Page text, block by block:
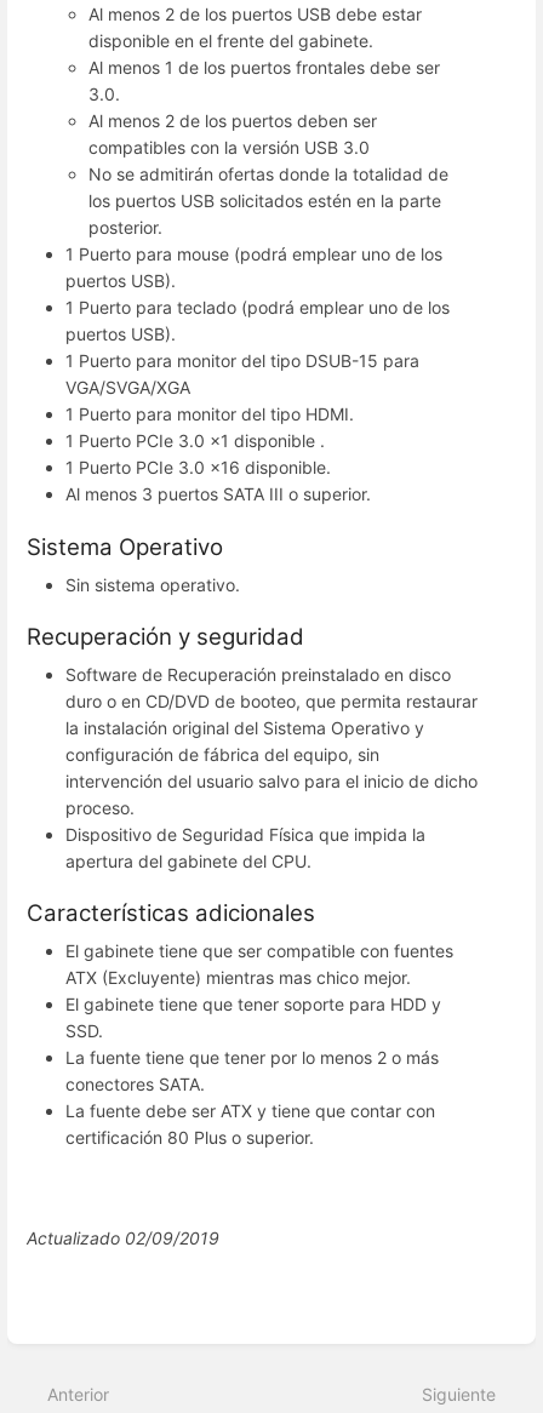
Al menos 2 de los puertos USB debe estar
disponible en el frente del gabinete.
Al menos 1 de los puertos frontales debe ser
3.0.
Al menos 2 de los puertos deben ser
compatibles con la versión USB 3.0
No se admitirán ofertas donde la totalidad de
los puertos USB solicitados estén en la parte
posterior.
1 Puerto para mouse (podrá emplear uno de los
puertos USB).
1 Puerto para teclado (podrá emplear uno de los
puertos USB).
1 Puerto para monitor del tipo DSUB-15 para
VGA/SVGA/XGA
1 Puerto para monitor del tipo HDMI.
1 Puerto PCIe 3.0 x1 disponible .
1 Puerto PCIe 3.0 x16 disponible.
Al menos 3 puertos SATA III o superior.
Sistema Operativo
Sin sistema operativo.
Recuperación y seguridad
Software de Recuperación preinstalado en disco
duro o en CD/DVD de booteo, que permita restaurar
la instalación original del Sistema Operativo y
configuración de fábrica del equipo, sin
intervención del usuario salvo para el inicio de dicho
proceso.
Dispositivo de Seguridad Física que impida la
apertura del gabinete del CPU.
Características adicionales
El gabinete tiene que ser compatible con fuentes
ATX (Excluyente) mientras mas chico mejor.
El gabinete tiene que tener soporte para HDD y
SSD.
La fuente tiene que tener por lo menos 2 o más
conectores SATA.
La fuente debe ser ATX y tiene que contar con
certificación 80 Plus o superior.
Actualizado 02/09/2019
deAnterior Siguiente